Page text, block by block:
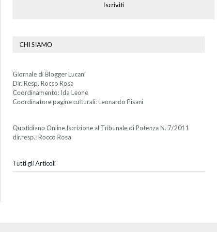
Iscriviti
CHI SIAMO
Giornale di Blogger Lucani
Dir. Resp. Rocco Rosa
Coordinamento: Ida Leone
Coordinatore pagine culturali: Leonardo Pisani
Quotidiano Online Iscrizione al Tribunale di Potenza N. 7/2011
dir.resp.: Rocco Rosa
Tutti gli Articoli